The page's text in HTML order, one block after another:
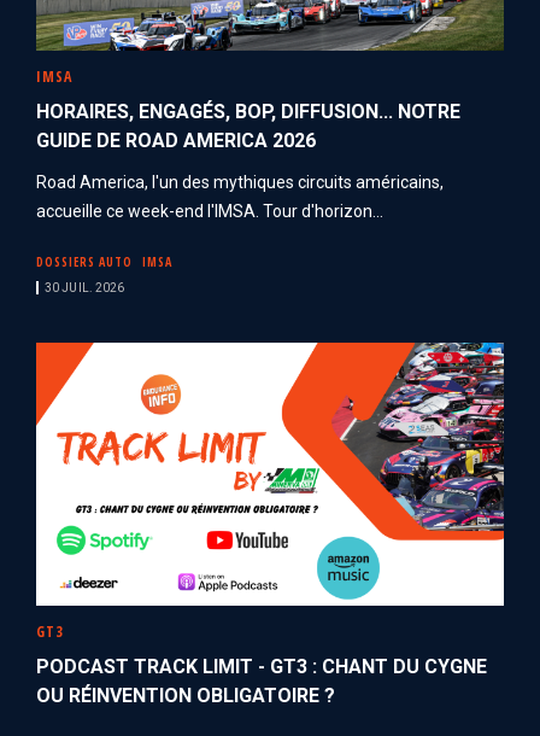
IMSA
HORAIRES, ENGAGÉS, BOP, DIFFUSION... NOTRE
GUIDE DE ROAD AMERICA 2026
Road America, l'un des mythiques circuits américains,
accueille ce week-end l'IMSA. Tour d'horizon...
DOSSIERS AUTO IMSA
30 JUIL. 2026
GT3
PODCAST TRACK LIMIT - GT3 : CHANT DU CYGNE
OU RÉINVENTION OBLIGATOIRE ?